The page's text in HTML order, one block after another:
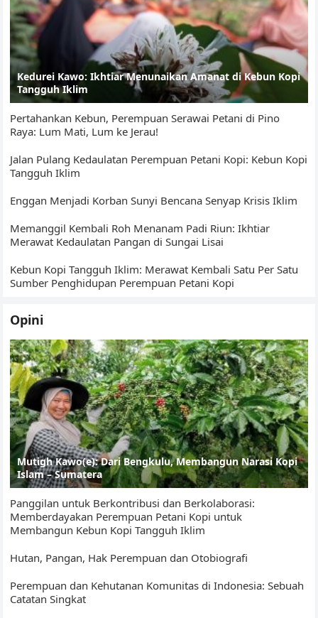
Kedurei Kawo: Ikhtiar Menunaikan Amanat di Kebun Kopi
Tangguh Iklim
Pertahankan Kebun, Perempuan Serawai Petani di Pino
Raya: Lum Mati, Lum ke Jerau!
Jalan Pulang Kedaulatan Perempuan Petani Kopi: Kebun Kopi
Tangguh Iklim
Enggan Menjadi Korban Sunyi Bencana Senyap Krisis Iklim
Memanggil Kembali Roh Menanam Padi Riun: Ikhtiar
Merawat Kedaulatan Pangan di Sungai Lisai
Kebun Kopi Tangguh Iklim: Merawat Kembali Satu Per Satu
Sumber Penghidupan Perempuan Petani Kopi
Opini
Mutigh Kawo(e): Dari Bengkulu, Membangun Narasi Kopi
Islam – Sumatera
Panggilan untuk Berkontribusi dan Berkolaborasi:
Memberdayakan Perempuan Petani Kopi untuk
Membangun Kebun Kopi Tangguh Iklim
Hutan, Pangan, Hak Perempuan dan Otobiografi
Perempuan dan Kehutanan Komunitas di Indonesia: Sebuah
Catatan Singkat